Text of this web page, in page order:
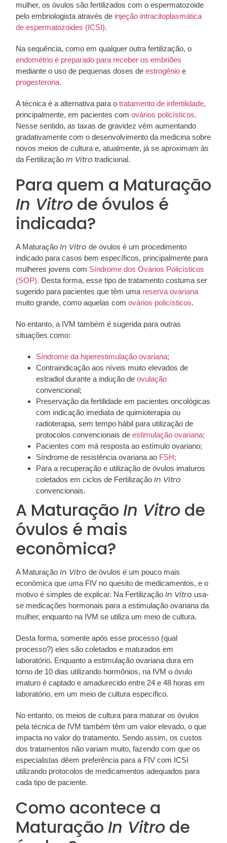
mulher, os óvulos são fertilizados com o espermatozoide
pelo embriologista através de injeção intracitoplasmática
de espermatozoides (ICSI).
Na sequência, como em qualquer outra fertilização, o
endométrio é preparado para receber os embriões
mediante o uso de pequenas doses deestrogênioe
progesterona.
A técnica é a alternativa para o tratamento de infertilidade,
principalmente, em pacientes com ovários policísticos.
Nesse sentido, as taxas de gravidez vêm aumentando
gradativamente com o desenvolvimento da medicina sobre
novos meios de cultura e, atualmente, já se aproximam às
da Fertilização In Vitro tradicional.
Para quem a Maturação
In Vitrode óvulos é
indicada?
A Maturação In Vitro de óvulos é um procedimento
indicado para casos bem específicos, principalmente para
mulheres jovens com Síndrome dos Ovários Policísticos
(SOP). Desta forma, esse tipo de tratamento costuma ser
sugerido para pacientes que têm uma reserva ovariana
muito grande, como aquelas com ovários policísticos.
No entanto, a IVM também é sugerida para outras
situações como:
Síndrome da hiperestimulação ovariana;
Contraindicação aos níveis muito elevados de
estradiol durante a indução de ovulação
convencional;
Preservação da fertilidade em pacientes oncológicas
com indicação imediata de quimioterapia ou
radioterapia, sem tempo hábil para utilização de
protocolos convencionais de estimulação ovariana;
Pacientes com má resposta ao estímulo ovariano;
Síndrome de resistência ovariana aoFSH;
Para a recuperação e utilização de óvulos imaturos
coletados em ciclos de Fertilização In Vitro
convencionais.
A Maturação In Vitrode
óvulos é mais
econômica?
A Maturação In Vitro de óvulos é um pouco mais
econômica que uma FIV no quesito de medicamentos, e o
motivo é simples de explicar. Na Fertilização In Vitro usa-
se medicações hormonais para a estimulação ovariana da
mulher, enquanto na IVM se utiliza um meio de cultura.
Desta forma, somente após esse processo (qual
processo?) eles são coletados e maturados em
laboratório. Enquanto a estimulação ovariana dura em
torno de 10 dias utilizando hormônios, na IVM o óvulo
imaturo é captado e amadurecido entre 24 e 48 horas em
laboratório, em um meio de cultura específico.
No entanto, os meios de cultura para maturar os óvulos
pela técnica de IVM também têm um valor elevado, o que
impacta no valor do tratamento. Sendo assim, os custos
dos tratamentos não variam muito, fazendo com que os
especialistas dêem preferência para a FIV com ICSI
utilizando protocolos de medicamentos adequados para
cada tipo de paciente.
Como acontece a
Maturação In Vitrode